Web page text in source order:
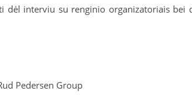
interviu su renginio organizatoriais bei
Pedersen Group